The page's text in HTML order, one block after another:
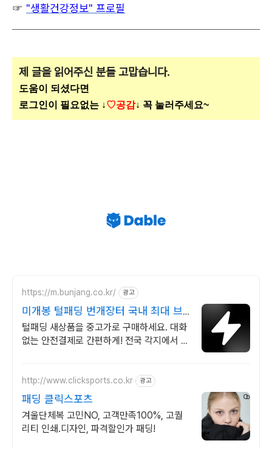
☞ "생활건강정보" 프로필
제 글을 읽어주신 분들 고맙습니다.
도움이 되셨다면
로그인이 필요없는 ↓♡공감↓ 꼭 눌러주세요~
https://m.bunjang.co.kr/ 광고
미개봉 털패딩 번개장터 국내 최대 브
랜드 중고거래
털패딩 새상품을 중고가로 구매하세요. 대화
없는 안전결제로 간편하게! 전국 각지에서 올
http://www.clicksports.co.kr 광고
패딩 클릭스포츠
겨울단체복 고민NO, 고객만족100%, 고퀄
리티 인쇄.디자인, 파격할인가 패딩!